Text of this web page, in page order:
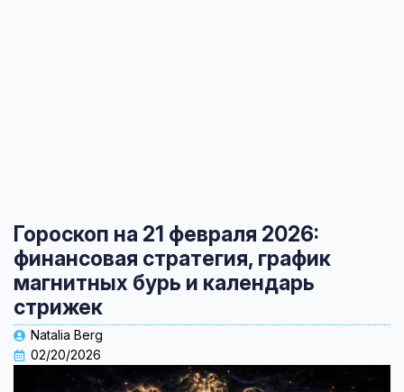
Гороскоп на 21 февраля 2026:
финансовая стратегия, график
магнитных бурь и календарь
стрижек
Natalia Berg
02/20/2026